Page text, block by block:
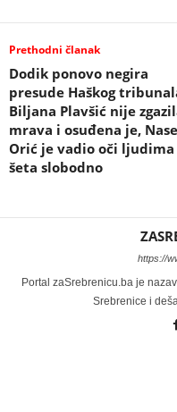
Prethodni članak
Dodik ponovo negira
presude Haškog
Biljana Plavšić nije
mrava i osuđena je,
Orić je vadio oči ljudima
šeta slobodno
https://
Portal zaSrebrenicu.ba je
Srebrenice i